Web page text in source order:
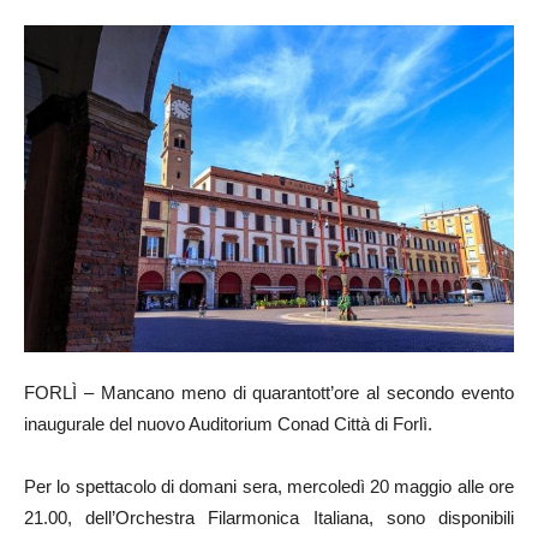
FORLÌ – Mancano meno di quarantott’ore al secondo evento
inaugurale del nuovo Auditorium Conad Città di Forlì.
Per lo spettacolo di domani sera, mercoledì 20 maggio alle ore
21.00, dell’Orchestra Filarmonica Italiana, sono disponibili